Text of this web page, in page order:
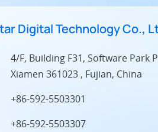
Digital Technology Co.,
4/F, Building F31, Software Park
Xiamen 361023 , Fujian, China
+86-592-5503301
+86-592-5503307